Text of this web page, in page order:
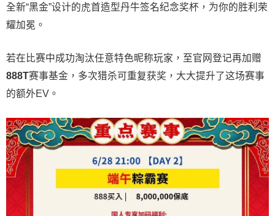
全新“黑金”设计的虎首造型丹牛签名纪念奖杯，为你的胜利荣
耀加冕。
若在比赛中成功淘汰任意特色昵称玩家，至官网登记再加赠
888T赛事基金，多次猎杀可重复获奖，大大提升了这场赛事
的额外EV。